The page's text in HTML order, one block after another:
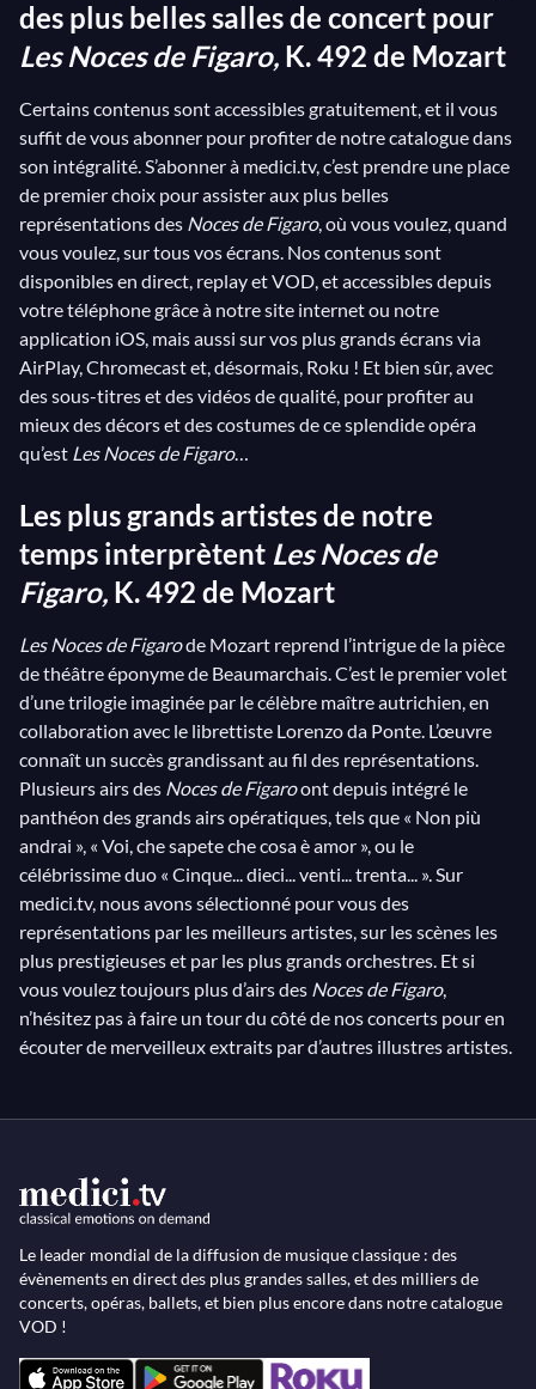
la Comtesse, le caractère de grand seigneur blasé
d’Almaviva, la désinvolture impertinente intarissable
de Figaro… LesNoces de Figarodemeure un chef
d’œuvre atemporel, où la sensibilité musicale raffinée
de Mozart s’accorde parfaitement au ton populaire et
comique de l’histoire.
des plus belles salles de concert pour
Les Noces de Figaro, K. 492 de Mozart
Certains contenus sont accessibles gratuitement, et il vous
suffit de vous abonner pour profiter de notre catalogue dans
son intégralité. S’abonner à medici.tv, c’est prendre une place
de premier choix pour assister aux plus belles
représentations des Noces de Figaro, où vous voulez, quand
vous voulez, sur tous vos écrans. Nos contenus sont
disponibles en direct, replay et VOD, et accessibles depuis
votre téléphone grâce à notre site internet ou notre
application iOS, mais aussi sur vos plus grands écrans via
AirPlay, Chromecast et, désormais, Roku ! Et bien sûr, avec
des sous-titres et des vidéos de qualité, pour profiter au
mieux des décors et des costumes de ce splendide opéra
qu’est Les Noces de Figaro…
Les plus grands artistes de notre
temps interprètent Les Noces de
Figaro, K. 492 de Mozart
Les Noces de Figarode Mozart reprend l’intrigue de la pièce
de théâtre éponyme de Beaumarchais. C’est le premier volet
d’une trilogie imaginée par le célèbre maître autrichien, en
collaboration avec le librettiste Lorenzo da Ponte. L’œuvre
connaît un succès grandissant au fil des représentations.
Plusieurs airs des Noces de Figaroont depuis intégré le
panthéon des grands airs opératiques, tels que « Non più
andrai », « Voi, che sapete che cosa è amor », ou le
célébrissime duo « Cinque... dieci... venti... trenta... ». Sur
medici.tv, nous avons sélectionné pour vous des
représentations par les meilleurs artistes, sur les scènes les
plus prestigieuses et par les plus grands orchestres. Et si
vous voulez toujours plus d’airs des Noces de Figaro,
n’hésitez pas à faire un tour du côté de nos concerts pour en
écouter de merveilleux extraits par d’autres illustres artistes.
Le leader mondial de la diffusion de musique classique : des
évènements en direct des plus grandes salles, et des milliers de
concerts, opéras, ballets, et bien plus encore dans notre catalogue
VOD !